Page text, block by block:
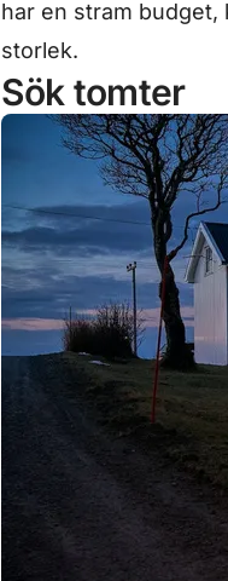
har en stram budget,
storlek.
Sök tomter